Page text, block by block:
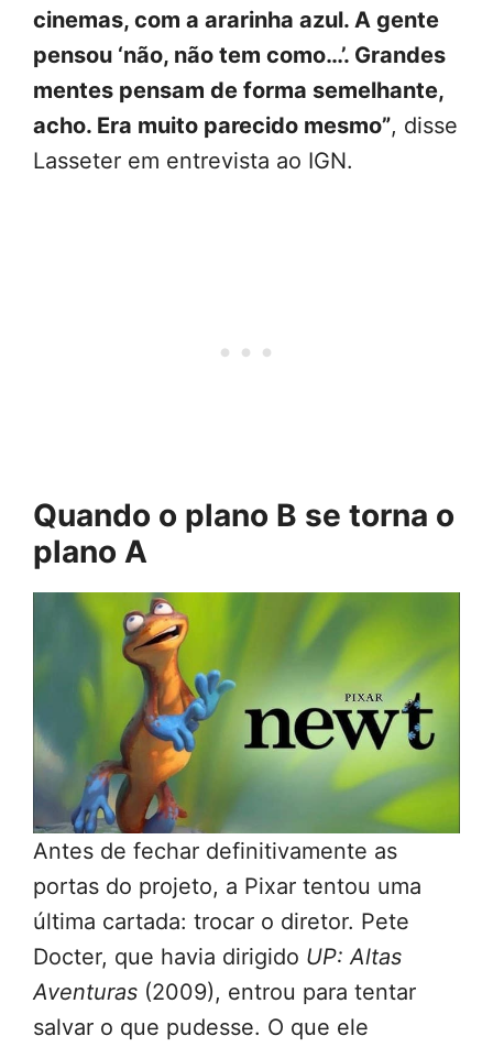
cinemas, com a ararinha azul. A gente
pensou ‘não, não tem como…’. Grandes
mentes pensam de forma semelhante,
acho. Era muito parecido mesmo”, disse
Lasseter em entrevista ao IGN.
Quando o plano B se torna o
plano A
Antes de fechar definitivamente as
portas do projeto, a Pixar tentou uma
última cartada: trocar o diretor. Pete
Docter, que havia dirigido UP: Altas
Aventuras (2009), entrou para tentar
salvar o que pudesse. O que ele